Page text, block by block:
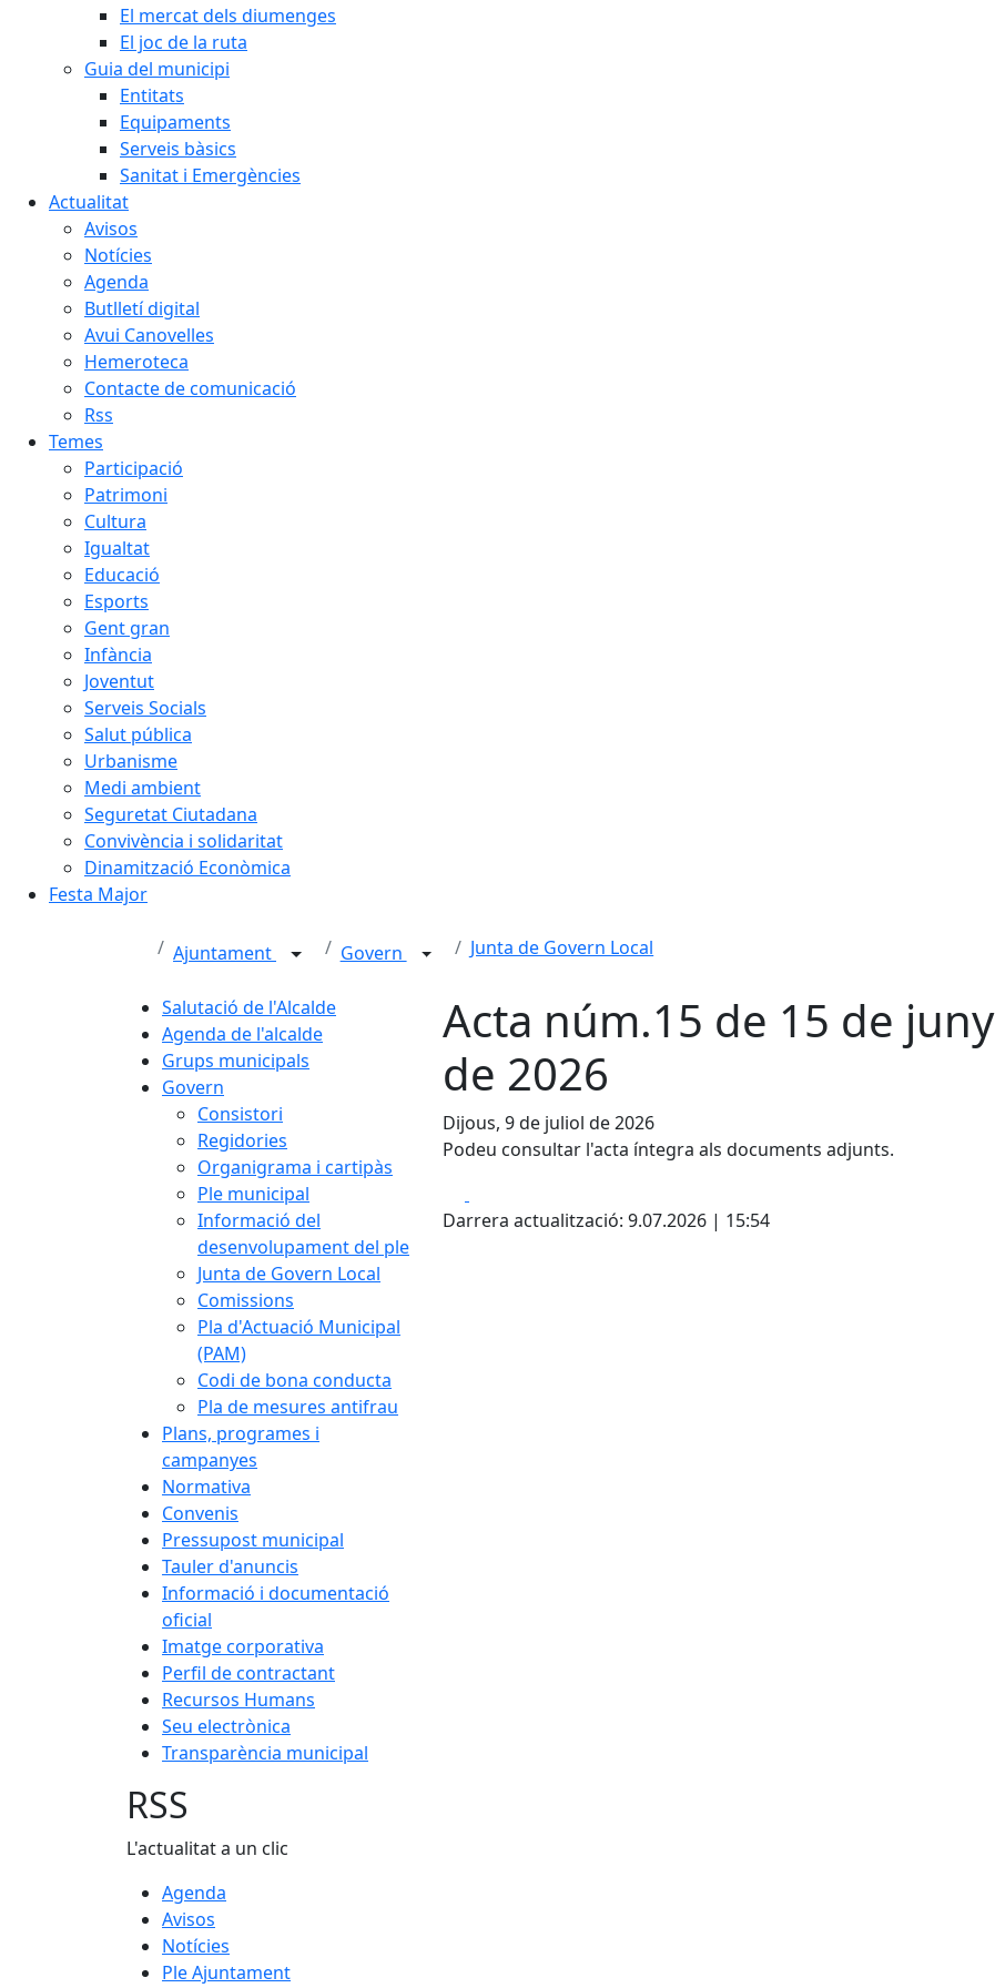
El mercat dels diumenges
El joc de la ruta
Guia del municipi
Entitats
Equipaments
Serveis bàsics
Sanitat i Emergències
Actualitat
Avisos
Notícies
Agenda
Butlletí digital
Avui Canovelles
Hemeroteca
Contacte de comunicació
Rss
Temes
Participació
Patrimoni
Cultura
Igualtat
Educació
Esports
Gent gran
Infància
Joventut
Serveis Socials
Salut pública
Urbanisme
Medi ambient
Seguretat Ciutadana
Convivència i solidaritat
Dinamització Econòmica
Festa Major
Ajuntament Govern Junta de Govern Local
Salutació de l'Alcalde
Agenda de l'alcalde
Grups municipals
Govern
Consistori
Regidories
Organigrama i cartipàs
Ple municipal
Informació del
desenvolupament del ple
Junta de Govern Local
Comissions
Pla d'Actuació Municipal
(PAM)
Codi de bona conducta
Pla de mesures antifrau
Plans, programes i
campanyes
Normativa
Convenis
Pressupost municipal
Tauler d'anuncis
Informació i documentació
oficial
Imatge corporativa
Perfil de contractant
Recursos Humans
Seu electrònica
Transparència municipal
Acta núm.15 de 15 de juny
de 2026
Dijous, 9 de juliol de 2026
Podeu consultar l'acta íntegra als documents adjunts.
Darrera actualització: 9.07.2026 | 15:54
RSS
L'actualitat a un clic
Agenda
Avisos
Notícies
Ple Ajuntament